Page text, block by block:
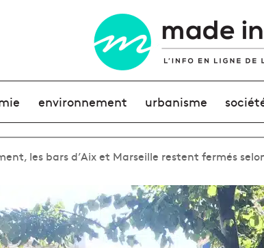
environnement urbanisme
les bars d’Aix et Marseille restent fermés